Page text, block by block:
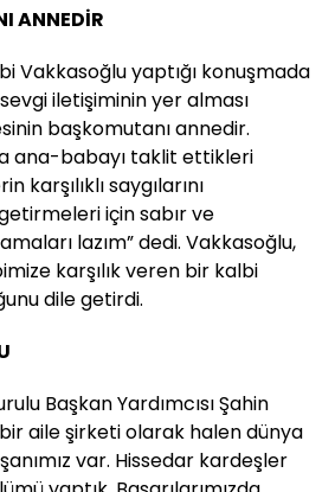
ANNEDİR
Vakkasoğlu yaptığı konuşmada
iletişiminin yer alması
başkomutanı annedir.
ana-babayı taklit ettikleri
karşılıklı saygılarını
için sabır ve
lazım” dedi. Vakkasoğlu,
karşılık veren bir kalbi
dile getirdi.
Başkan Yardımcısı Şahin
bir aile şirketi olarak halen dünya
var. Hissedar kardeşler